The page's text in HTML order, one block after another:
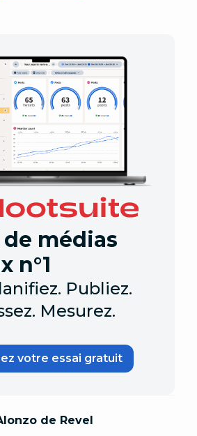
médias
n°1
Publiez.
Mesurez.
votre essai gratuit
de Revel